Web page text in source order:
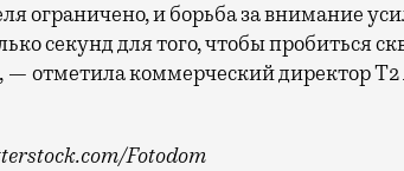
ограничено, и борьба за внимание
секунд для того, чтобы пробиться
отметила коммерческий директор Т2
Fotodom